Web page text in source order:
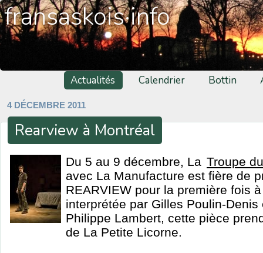
fransaskois·info
Actualités Calendrier Bottin
4 DÉCEMBRE 2011
Rearview à Montréal
Du 5 au 9 décembre, La Troupe
avec La Manufacture est fière de
REARVIEW pour la première fois
interprétée par Gilles Poulin-
Philippe Lambert, cette pièce
de La Petite Licorne.